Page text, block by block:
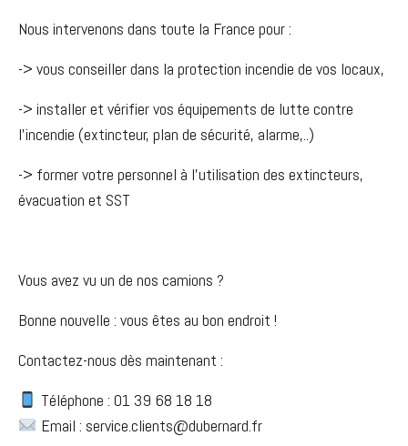
Nous intervenons dans toute la France pour :
-> vous conseiller dans la protection incendie de vos locaux,
-> installer et vérifier vos équipements de lutte contre
l’incendie (extincteur, plan de sécurité, alarme,..)
-> former votre personnel à l’utilisation des extincteurs,
évacuation et SST
Vous avez vu un de nos camions ?
Bonne nouvelle : vous êtes au bon endroit !
Contactez-nous dès maintenant :
Téléphone : 01 39 68 18 18
Email : service.clients@dubernard.fr